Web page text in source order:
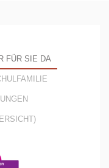
FÜR SIE DA